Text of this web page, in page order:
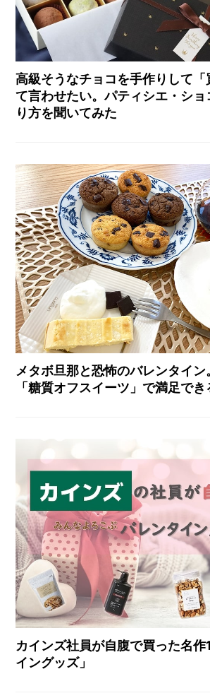
高級そうなチョコを手作りして「
て言わせたい。パティシエ・シ
り方を聞いてみた
メタボ旦那と恐怖のバレンタイ
「糖質オフスイーツ」で満足で
カインズ社員が自腹で買った名
イングッズ」